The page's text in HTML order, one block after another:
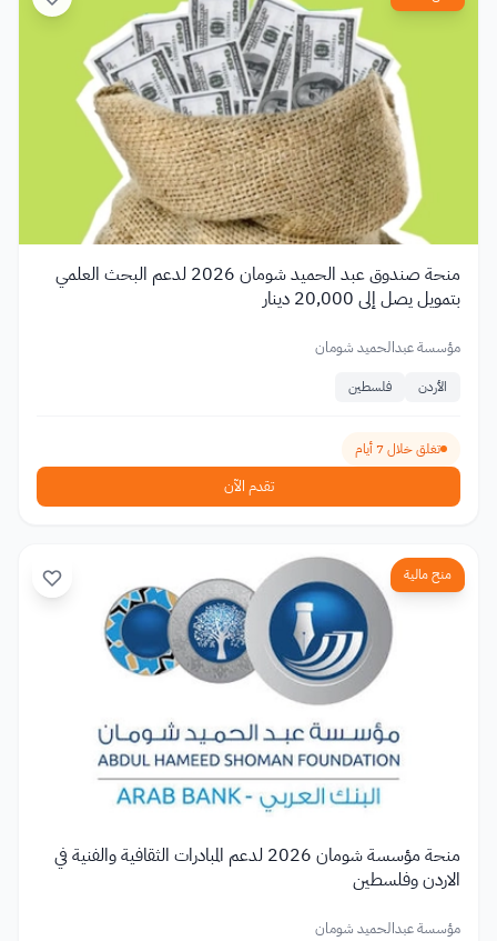
منحة صندوق عبد الحميد شومان 2026 لدعم البحث العلمي
بتمويل يصل إلى 20,000 دينار
مؤسسة عبدالحميد شومان
الأردن فلسطين
تغلق خلال 7 أيام
تقدم الآن
منح مالية
منحة مؤسسة شومان 2026 لدعم المبادرات الثقافية والفنية في
الاردن وفلسطين
مؤسسة عبدالحميد شومان